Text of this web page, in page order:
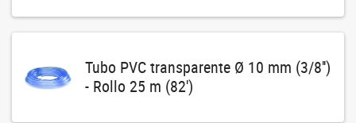
Tubo PVC transparente Ø 10 mm (3/8'')
- Rollo 25 m (82')